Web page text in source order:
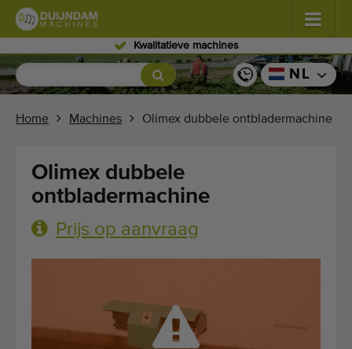
Bloemen en planten (587)
Fruitteelt (336)
Transportbanden
Verkoop uw machine!
Laatst bekeken machines
NL
Home Machines Olimex dubbele ontbladermachine
Olimex dubbele
ontbladermachine
Prijs op aanvraag